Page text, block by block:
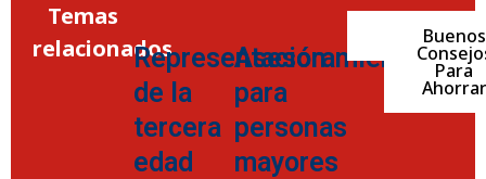
Temas
relacionadosRepresentación
de la
tercera
edad
Asesoramiento
para
personas
mayores
Buenos
Para
Ahorrar